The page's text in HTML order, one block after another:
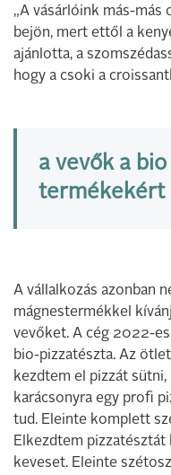
„A vásárlóink más-más
bejön, mert ettől a
ajánlotta, a
hogy a csoki a
a vevők a
termékekért
A vállalkozás azonban
mágnestermékkel
vevőket. A cég 2022-
bio-pizzatészta. Az
kezdtem el pizzát
karácsonyra egy profi
tud. Eleinte komplett
Elkezdtem pizzatésztát
keveset. Eleinte